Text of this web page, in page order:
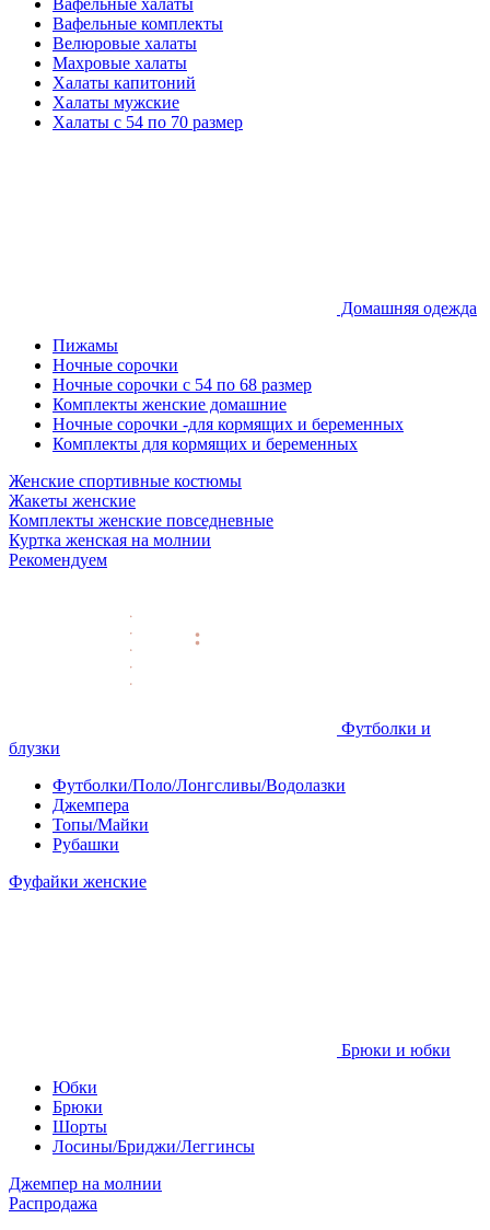
Вафельные халаты
Вафельные комплекты
Велюровые халаты
Махровые халаты
Халаты капитоний
Халаты мужские
Халаты с 54 по 70 размер
Домашняя одежда
Пижамы
Ночные сорочки
Ночные сорочки с 54 по 68 размер
Комплекты женские домашние
Ночные сорочки -для кормящих и беременных
Комплекты для кормящих и беременных
Женские спортивные костюмы
Жакеты женские
Комплекты женские повседневные
Куртка женская на молнии
Рекомендуем
Футболки и
блузки
Футболки/Поло/Лонгсливы/Водолазки
Джемпера
Топы/Майки
Рубашки
Фуфайки женские
Брюки и юбки
Юбки
Брюки
Шорты
Лосины/Бриджи/Леггинсы
Джемпер на молнии
Распродажа